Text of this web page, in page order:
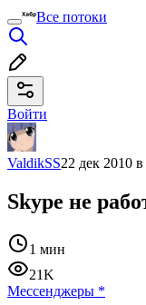
Все потоки
Войти
ValdikSS22 дек 2010
Skype не
1 мин
21K
Мессенджеры *